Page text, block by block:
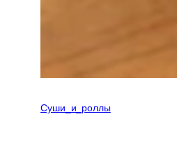
Суши_и_роллы